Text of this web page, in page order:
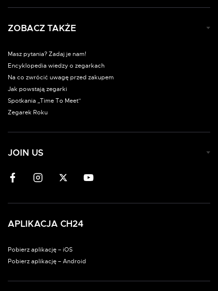
ZOBACZ TAKŻE
Masz pytania? Zadaj je nam!
Encyklopedia wiedzy o zegarkach
Na co zwrócić uwagę przed zakupem
Jak powstają zegarki
Spotkania „Time To Meet”
Zegarek Roku
JOIN US
APLIKACJA CH24
Pobierz aplikację – iOS
Pobierz aplikację – Android